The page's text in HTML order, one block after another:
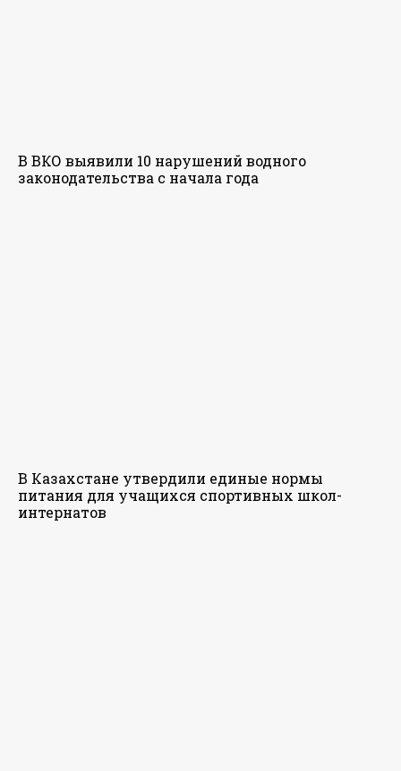
В ВКО выявили 10 нарушений водного
законодательства с начала года
В Казахстане утвердили единые нормы
питания для учащихся спортивных школ-
интернатов